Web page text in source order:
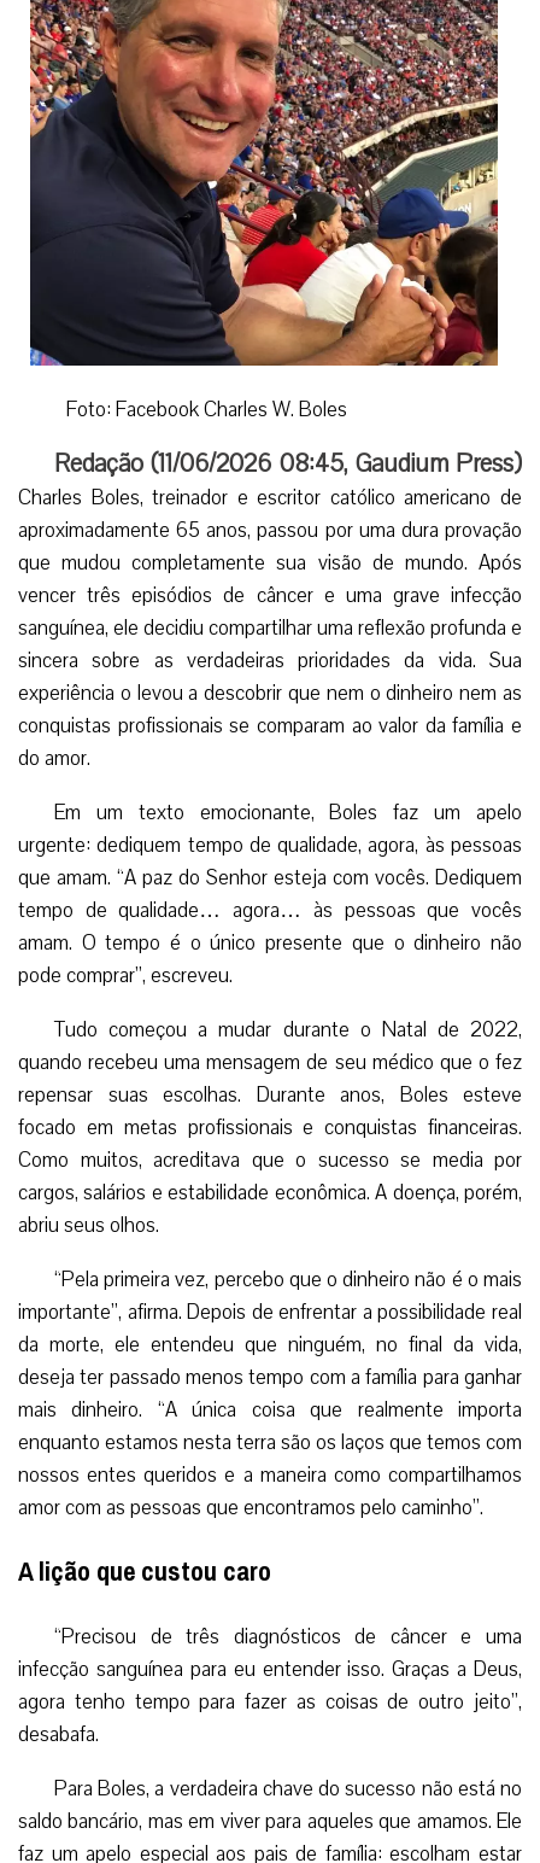
Foto: Facebook Charles W. Boles
Redação (11/06/2026 08:45, Gaudium Press)
Charles Boles, treinador e escritor católico americano de
aproximadamente 65 anos, passou por uma dura provação
que mudou completamente sua visão de mundo. Após
vencer três episódios de câncer e uma grave infecção
sanguínea, ele decidiu compartilhar uma reflexão profunda e
sincera sobre as verdadeiras prioridades da vida. Sua
experiência o levou a descobrir que nem o dinheiro nem as
conquistas profissionais se comparam ao valor da família e
do amor.
Em um texto emocionante, Boles faz um apelo
urgente: dediquem tempo de qualidade, agora, às pessoas
que amam. “A paz do Senhor esteja com vocês. Dediquem
tempo de qualidade… agora… às pessoas que vocês
amam. O tempo é o único presente que o dinheiro não
pode comprar”, escreveu.
Tudo começou a mudar durante o Natal de 2022,
quando recebeu uma mensagem de seu médico que o fez
repensar suas escolhas. Durante anos, Boles esteve
focado em metas profissionais e conquistas financeiras.
Como muitos, acreditava que o sucesso se media por
cargos, salários e estabilidade econômica. A doença, porém,
abriu seus olhos.
“Pela primeira vez, percebo que o dinheiro não é o mais
importante”, afirma. Depois de enfrentar a possibilidade real
da morte, ele entendeu que ninguém, no final da vida,
deseja ter passado menos tempo com a família para ganhar
mais dinheiro. “A única coisa que realmente importa
enquanto estamos nesta terra são os laços que temos com
nossos entes queridos e a maneira como compartilhamos
amor com as pessoas que encontramos pelo caminho”.
A lição que custou caro
“Precisou de três diagnósticos de câncer e uma
infecção sanguínea para eu entender isso. Graças a Deus,
agora tenho tempo para fazer as coisas de outro jeito”,
desabafa.
Para Boles, a verdadeira chave do sucesso não está no
saldo bancário, mas em viver para aqueles que amamos. Ele
faz um apelo especial aos pais de família: escolham estar